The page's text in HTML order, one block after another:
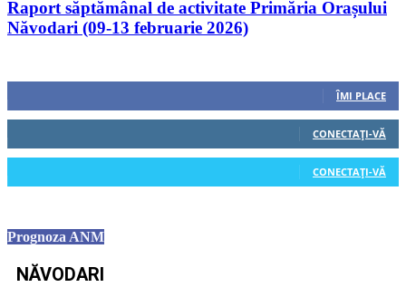
Raport săptămânal de activitate Primăria Orașului
Năvodari (09-13 februarie 2026)
ÎMI PLACE
CONECTAȚI-VĂ
CONECTAȚI-VĂ
Prognoza ANM
NĂVODARI